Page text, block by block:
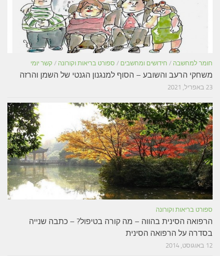
חומר למחשבה / חידושים ומחשבים / ספורט בריאות וקורונה / קשר יומי
משחקי הרעב והשובע – הסוף למנגנון הגנטי של השמן והרזה
23 באפריל, 2021
ספורט בריאות וקורונה
הרפואה הסינית בהווה – מה קורה בטיפול? – כתבה שנייה
בסדרה על הרפואה הסינית
12 באוגוסט, 2014